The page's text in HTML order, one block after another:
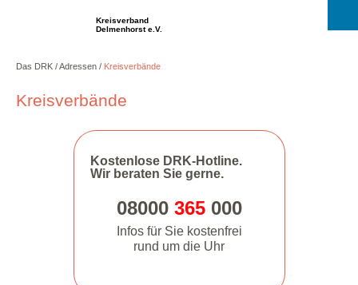
Kreisverband
Delmenhorst e.V.
Das DRK Adressen Kreisverbände
Kreisverbände
Kostenlose DRK-Hotline.
Wir beraten Sie gerne.
08000 365000
Infos für Sie kostenfrei
rund um die Uhr